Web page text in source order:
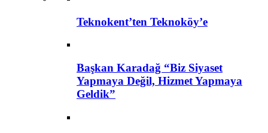
Teknokent’ten Teknoköy’e
Başkan Karadağ “Biz Siyaset
Yapmaya Değil, Hizmet Yapmaya
Geldik”